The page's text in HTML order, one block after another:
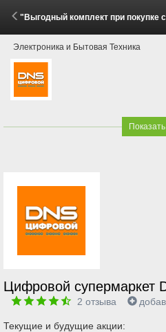
"Выгодный комплект при покупке смартфона Honor Magic V5!"
Электроника и Бытовая Техника
Цифровой супермаркет
2 отзыва
Текущие и будущие акции: